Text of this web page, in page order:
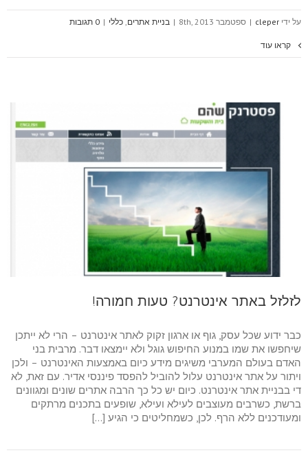
על ידי cleper
| ספטמבר 8th, 2013 | בניית אתרים כללי | 0 תגובות
קראו עוד
לזלזל באתר אינטרנט? טעות חמורה!
כבר ידוע שכל עסק, גוף או ארגון זקוק לאתר אינטרנט – הרי לא ייתכן
שיחפשו את שמו במנוע החיפוש גוגל ולא יימצאו דבר. מרבית בני
האדם בעולם המערבי משיגים מידע כיום באמצעות האינטרנט – ולכן
ויתור על אתר אינטרנט עלול להוביל להפסד פיננסי אדיר. עם זאת, לא
די בבניית אתר אינטרנט. כיום יש כל כך הרבה אתרים שונים ומגוונים
ברשת, כשרבים מעוצבים לעילא ועילא, שופעים בתכנים מרתקים
ומעודכנים ללא הרף. לכן, כשמחליטים כי הגיע […]